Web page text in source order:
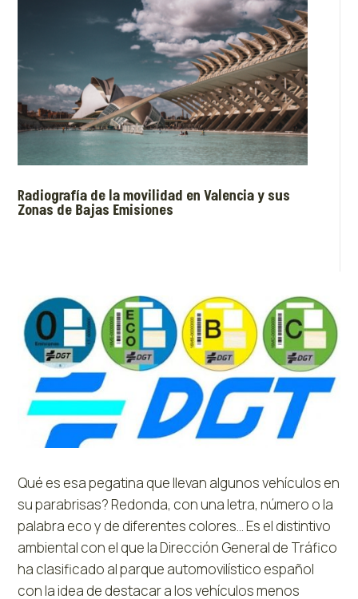
Radiografía de la movilidad en Valencia y sus
Zonas de Bajas Emisiones
Qué es esa pegatina que llevan algunos vehículos en
su parabrisas? Redonda, con una letra, número o la
palabra eco y de diferentes colores… Es el distintivo
ambiental con el que la Dirección General de Tráfico
ha clasificado al parque automovilístico español
con la idea de destacar a los vehículos menos